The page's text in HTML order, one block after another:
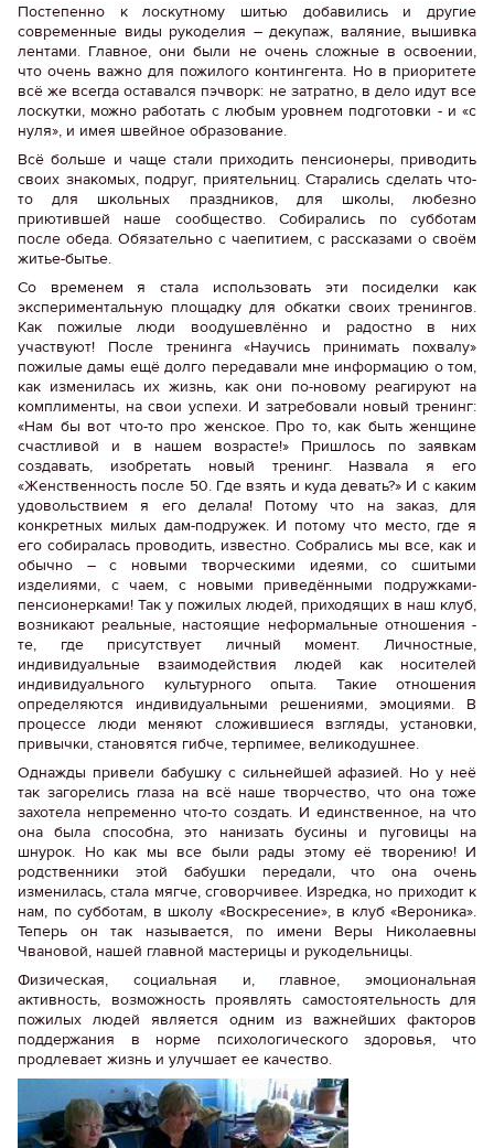
Постепенно к лоскутному шитью добавились и другие
современные виды рукоделия – декупаж, валяние, вышивка
лентами. Главное, они были не очень сложные в освоении,
что очень важно для пожилого контингента. Но в приоритете
всё же всегда оставался пэчворк: не затратно, в дело идут все
лоскутки, можно работать с любым уровнем подготовки - и «с
нуля», и имея швейное образование.
Всё больше и чаще стали приходить пенсионеры, приводить
своих знакомых, подруг, приятельниц. Старались сделать что-
то для школьных праздников, для школы, любезно
приютившей наше сообщество. Собирались по субботам
после обеда. Обязательно с чаепитием, с рассказами о своём
житье-бытье.
Со временем я стала использовать эти посиделки как
экспериментальную площадку для обкатки своих тренингов.
Как пожилые люди воодушевлённо и радостно в них
участвуют! После тренинга «Научись принимать похвалу»
пожилые дамы ещё долго передавали мне информацию о том,
как изменилась их жизнь, как они по-новому реагируют на
комплименты, на свои успехи. И затребовали новый тренинг:
«Нам бы вот что-то про женское. Про то, как быть женщине
счастливой и в нашем возрасте!» Пришлось по заявкам
создавать, изобретать новый тренинг. Назвала я его
«Женственность после 50. Где взять и куда девать?» И с каким
удовольствием я его делала! Потому что на заказ, для
конкретных милых дам-подружек. И потому что место, где я
его собиралась проводить, известно. Собрались мы все, как и
обычно – с новыми творческими идеями, со сшитыми
изделиями, с чаем, с новыми приведёнными подружками-
пенсионерками! Так у пожилых людей, приходящих в наш клуб,
возникают реальные, настоящие неформальные отношения -
те, где присутствует личный момент. Личностные,
индивидуальные взаимодействия людей как носителей
индивидуального культурного опыта. Такие отношения
определяются индивидуальными решениями, эмоциями. В
процессе люди меняют сложившиеся взгляды, установки,
привычки, становятся гибче, терпимее, великодушнее.
Однажды привели бабушку с сильнейшей афазией. Но у неё
так загорелись глаза на всё наше творчество, что она тоже
захотела непременно что-то создать. И единственное, на что
она была способна, это нанизать бусины и пуговицы на
шнурок. Но как мы все были рады этому её творению! И
родственники этой бабушки передали, что она очень
изменилась, стала мягче, сговорчивее. Изредка, но приходит к
нам, по субботам, в школу «Воскресение», в клуб «Вероника».
Теперь он так называется, по имени Веры Николаевны
Чвановой, нашей главной мастерицы и рукодельницы.
Физическая, социальная и, главное, эмоциональная
активность, возможность проявлять самостоятельность для
пожилых людей является одним из важнейших факторов
поддержания в норме психологического здоровья, что
продлевает жизнь и улучшает ее качество.